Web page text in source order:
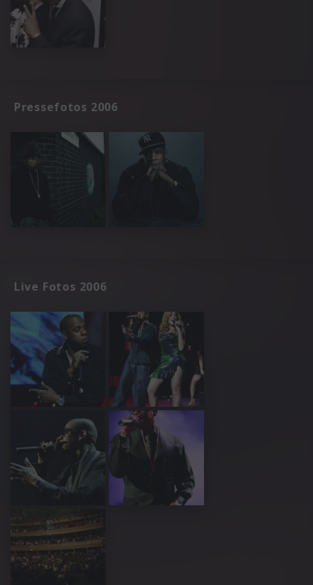
Pressefotos 2006
Live Fotos 2006